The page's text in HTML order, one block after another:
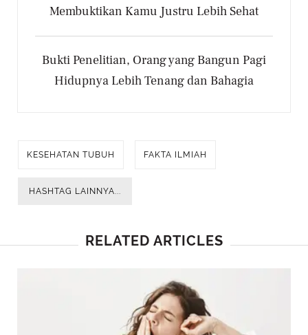
Membuktikan Kamu Justru Lebih Sehat
Bukti Penelitian, Orang yang Bangun Pagi
Hidupnya Lebih Tenang dan Bahagia
KESEHATAN TUBUH FAKTA ILMIAH
HASHTAG LAINNYA...
RELATED ARTICLES